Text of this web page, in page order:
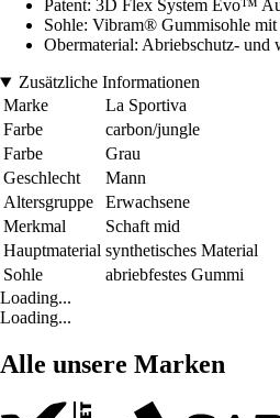
Patent: 3D Flex System Evo™
Sohle: Vibram® Gummisohle
Obermaterial: Abriebschutz- und
Zusätzliche Informationen
Marke
La Sportiva
Farbe
carbon/jungle
Farbe
Grau
Geschlecht
Mann
Altersgruppe
Erwachsene
Merkmal
Schaft mid
Hauptmaterial synthetisches Material
Sohle
abriebfestes Gummi
Loading...
Loading...
Alle unsere Marken